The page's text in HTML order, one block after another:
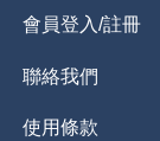
會員登入/註冊
聯絡我們
使用條款